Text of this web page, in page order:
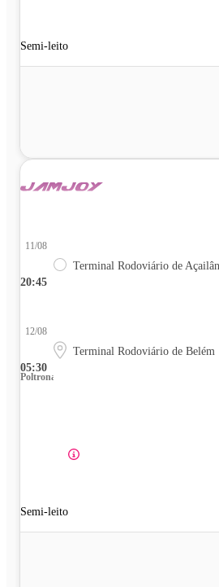
Semi-leito
20:45
11/08
Terminal Rodoviário de
05:30
12/08
Terminal Rodoviário de Belém
Poltrona
Semi-leito